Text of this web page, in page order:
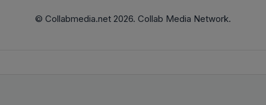
© Collabmedia.net 2026. Collab Media Network.